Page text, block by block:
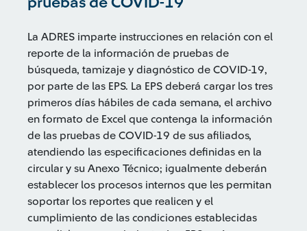
La ADRES imparte instrucciones en relación con el
reporte de la información de pruebas de
búsqueda, tamizaje y diagnóstico de COVID-19,
por parte de las EPS. La EPS deberá cargar los tres
primeros días hábiles de cada semana, el archivo
en formato de Excel que contenga la información
de las pruebas de COVID-19 de sus afiliados,
atendiendo las especificaciones definidas en la
circular y su Anexo Técnico; igualmente deberán
establecer los procesos internos que les permitan
soportar los reportes que realicen y el
cumplimiento de las condiciones establecidas